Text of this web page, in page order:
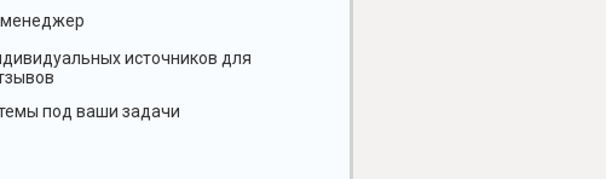
источников для
под ваши задачи